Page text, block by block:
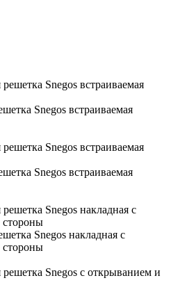
Snegos встраиваемая
Snegos встраиваемая
Snegos накладная с
стороны